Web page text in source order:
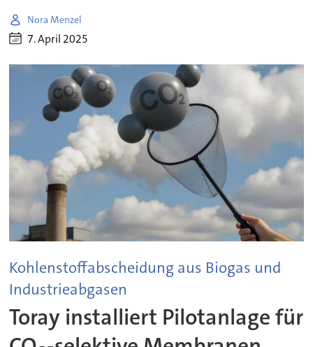
Nora Menzel
7. April 2025
Kohlenstoffabscheidung aus Biogas und
Industrieabgasen
Toray installiert Pilotanlage für